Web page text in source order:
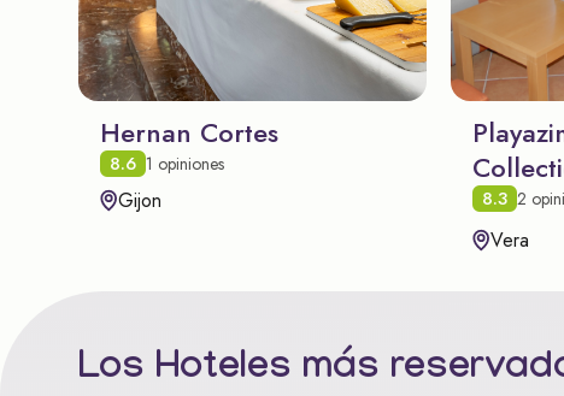
Hernan Cortes
8.6 1 opiniones
Gijon 8.3 2
Vera
Los Hoteles más